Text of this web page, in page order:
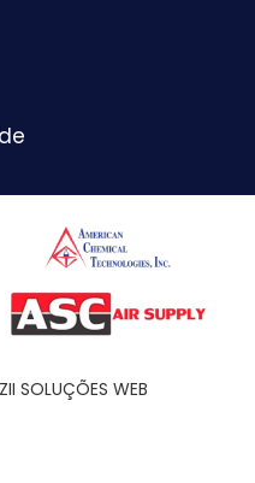
SOLUÇÕES WEB